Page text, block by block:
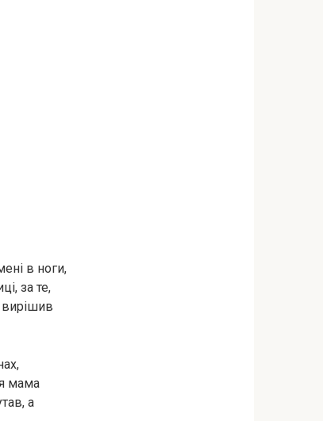
в ноги,
за те,
вирішив
мама
а